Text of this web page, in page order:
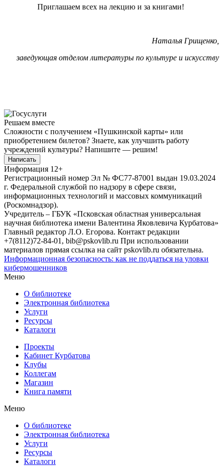
Приглашаем всех на лекцию и за книгами!
Наталья Грищенко,
заведующая отделом литературы по культуре и искусству
Решаем вместе
Сложности с получением «Пушкинской карты» или
приобретением билетов? Знаете, как улучшить работу
учреждений культуры? Напишите — решим!
Написать
Информация 12+
Регистрационный номер Эл № ФС77-87001 выдан 19.03.2024
г. Федеральной службой по надзору в сфере связи,
информационных технологий и массовых коммуникаций
(Роскомнадзор).
Учредитель – ГБУК «Псковская областная универсальная
научная библиотека имени Валентина Яковлевича Курбатова»
Главный редактор Л.О. Егорова. Контакт редакции
+7(8112)72-84-01, bib@pskovlib.ru При использовании
материалов прямая ссылка на сайт pskovlib.ru обязательна.
Информационная безопасность: как не поддаться на уловки
кибермошенников
Меню
О библиотеке
Электронная библиотека
Услуги
Ресурсы
Каталоги
Проекты
Кабинет Курбатова
Клубы
Коллегам
Магазин
Книга памяти
Меню
О библиотеке
Электронная библиотека
Услуги
Ресурсы
Каталоги